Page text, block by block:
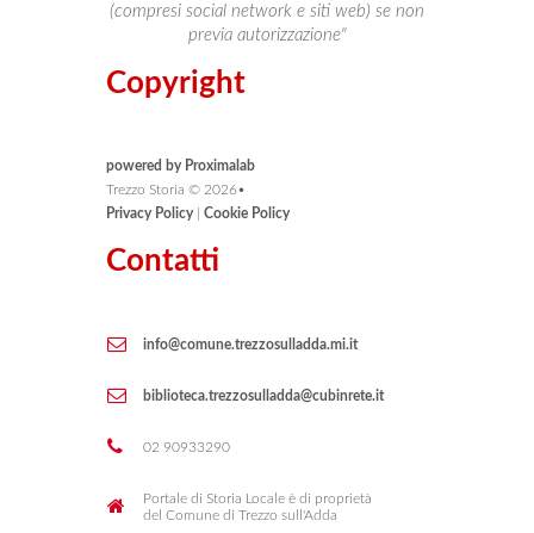
(compresi social network e siti web) se non
previa autorizzazione"
Copyright
powered by Proximalab
Trezzo Storia © 2026•
Privacy Policy
Cookie Policy
Contatti
info@comune.trezzosulladda.mi.it
biblioteca.trezzosulladda@cubinrete.it
02 90933290
Portale di Storia Locale è di proprietà
del Comune di Trezzo sull'Adda